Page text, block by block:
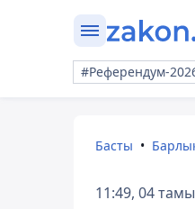
#Референдум-
Басты
11:49, 04